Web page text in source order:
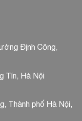
Định Công,
Tín, Hà Nội
Thành phố Hà Nội,